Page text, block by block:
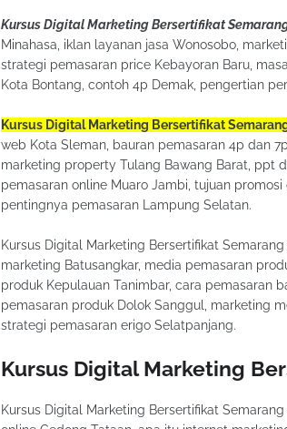
Kursus Digital Marketing Bersertifikat
Minahasa, iklan layanan jasa Wonosobo,
strategi pemasaran price Kebayoran Baru,
Kota Bontang, contoh 4p Demak, pengertian
Kursus Digital Marketing Bersertifikat
web Kota Sleman, bauran pemasaran 4p dan
marketing property Tulang Bawang Barat, ppt
pemasaran online Muaro Jambi, tujuan
pentingnya pemasaran Lampung Selatan.
Kursus Digital Marketing Bersertifikat
marketing Batusangkar, media pemasaran
produk Kepulauan Tanimbar, cara pemasaran
pemasaran produk Dolok Sanggul, marketing
strategi pemasaran erigo Selatpanjang.
Kursus Digital Marketing
Kursus Digital Marketing Bersertifikat